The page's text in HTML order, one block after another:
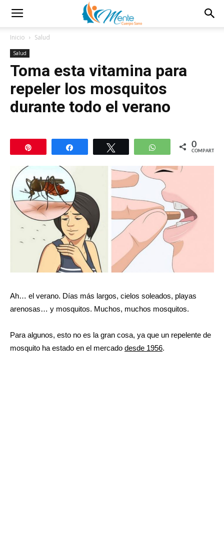
Inicio Salud
Salud
Toma esta vitamina para
repeler los mosquitos
durante todo el verano
Compartir WhatsApp
0
COMPARTIR
Ah… el verano. Días más largos, cielos soleados, playas
arenosas… y mosquitos. Muchos, muchos mosquitos.
Para algunos, esto no es la gran cosa, ya que un repelente de
mosquito ha estado en el mercado desde 1956.